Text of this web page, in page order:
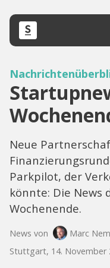
Neue
Parkpilot, der
könnte: Die News
Wochenende.
News von
Marc
Stuttgart, 14. November